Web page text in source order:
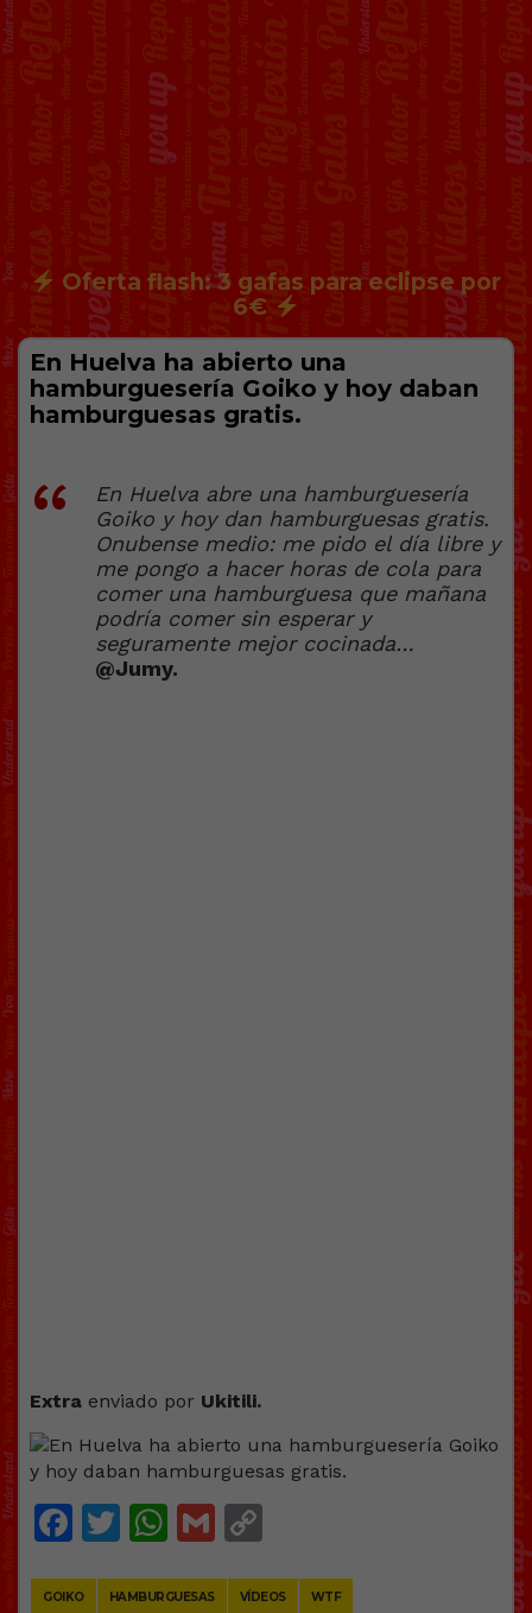
Oferta flash: 3 gafas para eclipse por
6€
En Huelva ha abierto una
hamburguesería Goiko y hoy daban
hamburguesas gratis.
En Huelva abre una hamburguesería
Goiko y hoy dan hamburguesas gratis.
Onubense medio: me pido el día libre y
me pongo a hacer horas de cola para
comer una hamburguesa que mañana
podría comer sin esperar y
seguramente mejor cocinada…
@Jumy.
Extra enviado por Ukitili.
Facebook
Twitter
WhatsApp
Gmail
GOIKO HAMBURGUESAS VÍDEOS WTF